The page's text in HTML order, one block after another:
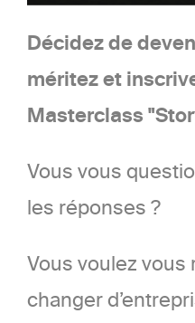
Décidez de
méritez et
Masterclass
Vous vous
les réponses ?
Vous voulez vous
changer